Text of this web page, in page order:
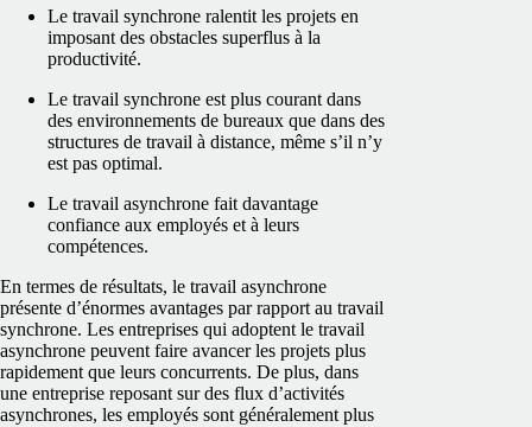
Le travail synchrone ralentit les projets en
imposant des obstacles superflus à la
productivité.
Le travail synchrone est plus courant dans
des environnements de bureaux que dans des
structures de travail à distance, même s’il n’y
est pas optimal.
Le travail asynchrone fait davantage
confiance aux employés et à leurs
compétences.
En termes de résultats, le travail asynchrone
présente d’énormes avantages par rapport au travail
synchrone. Les entreprises qui adoptent le travail
asynchrone peuvent faire avancer les projets plus
rapidement que leurs concurrents. De plus, dans
une entreprise reposant sur des flux d’activités
asynchrones, les employés sont généralement plus